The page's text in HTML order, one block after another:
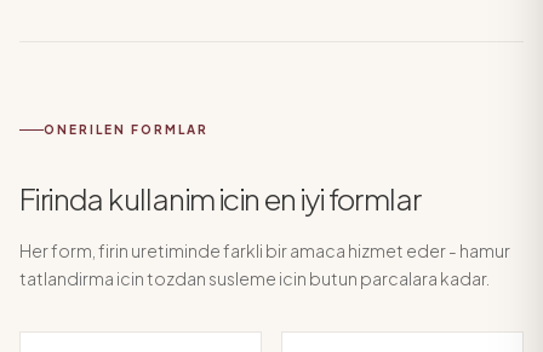
ONERILEN FORMLAR
Firinda kullanim icin en iyi formlar
Her form, firin uretiminde farkli bir amaca hizmet eder - hamur
tatlandirma icin tozdan susleme icin butun parcalara kadar.